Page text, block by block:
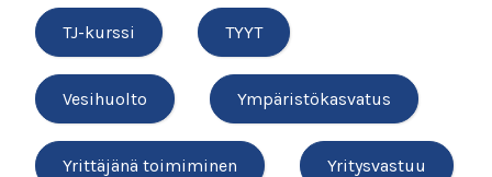
TJ-kurssi TYYT
Vesihuolto Ympäristökasvatus
Yrittäjänä toimiminen Yritysvastuu